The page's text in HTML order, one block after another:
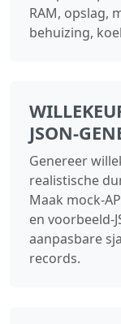
RAM, opslag,
behuizing,
Genereer
realistische
Maak
en
aanpasbare
records.